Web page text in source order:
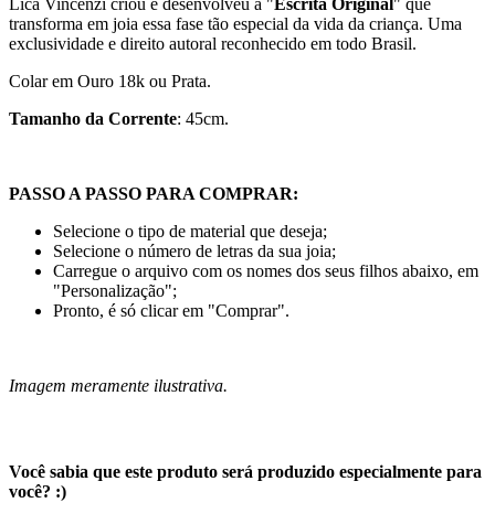
transforma em joia essa fase tão especial da vida da criança. Uma
exclusividade e direito autoral reconhecido em todo Brasil.
Colar em Ouro 18k ou Prata.
Tamanho da Corrente: 45cm.
PASSO A PASSO PARA COMPRAR:
Selecione o tipo de material que deseja;
Selecione o número de letras da sua joia;
Carregue o arquivo com os nomes dos seus filhos abaixo, em
"Personalização";
Pronto, é só clicar em "Comprar".
Imagem meramente ilustrativa.
Você sabia que este produto será produzido especialmente para
você? :)